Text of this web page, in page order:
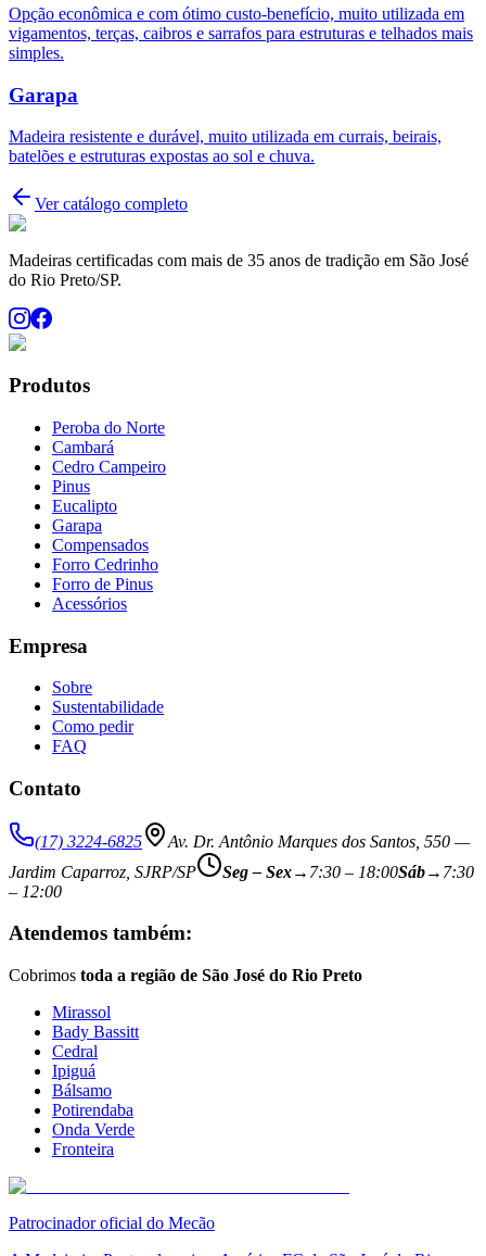
Opção econômica e com ótimo custo-benefício, muito utilizada em
vigamentos, terças, caibros e sarrafos para estruturas e telhados mais
simples.
Garapa
Madeira resistente e durável, muito utilizada em currais, beirais,
batelões e estruturas expostas ao sol e chuva.
Ver catálogo completo
Madeiras certificadas com mais de 35 anos de tradição em São José
do Rio Preto/SP.
Produtos
Peroba do Norte
Cambará
Cedro Campeiro
Pinus
Eucalipto
Garapa
Compensados
Forro Cedrinho
Forro de Pinus
Acessórios
Empresa
Sobre
Sustentabilidade
Como pedir
FAQ
Contato
(17) 3224-6825
Av. Dr. Antônio Marques dos Santos, 550 —
Jardim Caparroz, SJRP/SP
Seg – Sex→ 7:30 – 18:00Sáb→ 7:30
– 12:00
Atendemos também:
Cobrimos toda a região de São José do Rio Preto
Mirassol
Bady Bassitt
Cedral
Ipiguá
Bálsamo
Potirendaba
Onda Verde
Fronteira
Patrocinador oficial do Mecão